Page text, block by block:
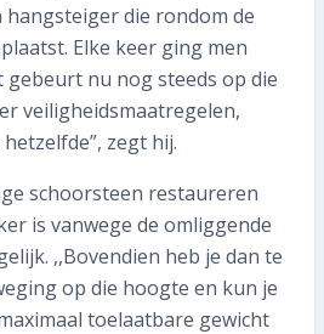
hangsteiger die rondom de
Elke keer ging men
gebeurt nu nog steeds op die
veiligheidsmaatregelen,
zegt hij.
schoorsteen restaureren
is vanwege de omliggende
,,Bovendien heb je dan te
op die hoogte en kun je
toelaatbare gewicht